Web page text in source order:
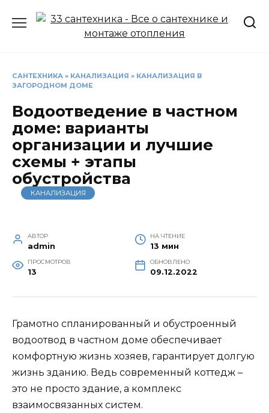
САНТЕХНИКА » КАНАЛИЗАЦИЯ » КАНАЛИЗАЦИЯ В
ЗАГОРОДНОМ ДОМЕ
Водоотведение в частном
доме: варианты
организации и лучшие
схемы + этапы
обустройства
КАНАЛИЗАЦИЯ
АВТОР
admin
НА ЧТЕНИЕ
13 мин
ПРОСМОТРОВ
13
ОБНОВЛЕНО
09.12.2022
Грамотно спланированный и обустроенный
водоотвод в частном доме обеспечивает
комфортную жизнь хозяев, гарантирует долгую
жизнь зданию. Ведь современный коттедж –
это не просто здание, а комплекс
взаимосвязанных систем.